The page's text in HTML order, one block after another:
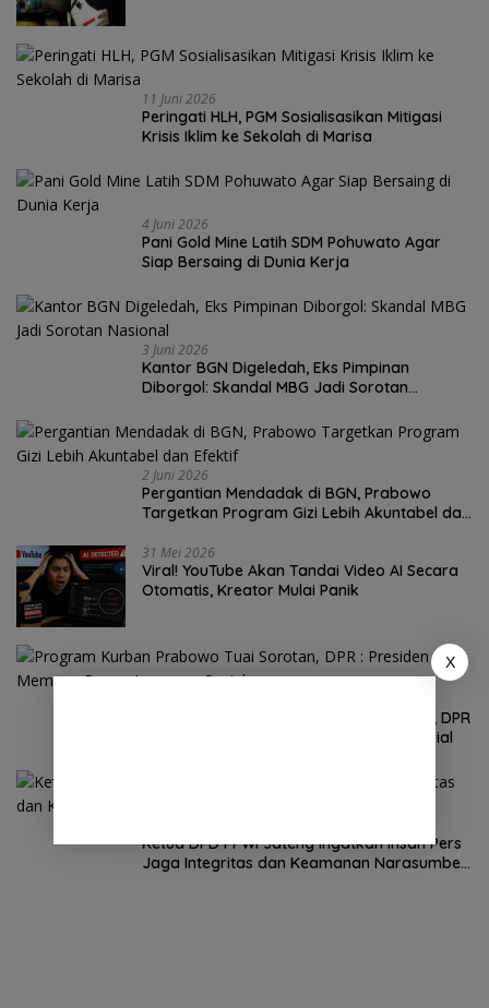
11 Juni 2026
Peringati HLH, PGM Sosialisasikan Mitigasi
Krisis Iklim ke Sekolah di Marisa
4 Juni 2026
Pani Gold Mine Latih SDM Pohuwato Agar
Siap Bersaing di Dunia Kerja
3 Juni 2026
Kantor BGN Digeledah, Eks Pimpinan
Diborgol: Skandal MBG Jadi Sorotan
2 Juni 2026
Pergantian Mendadak di BGN, Prabowo
Targetkan Program Gizi Lebih Akuntabel dan
31 Mei 2026
Viral! YouTube Akan Tandai Video AI Secara
Otomatis, Kreator Mulai Panik
Program Kurban Prabowo Tuai Sorotan, DPR
: Presiden Memang Punya Anggaran Sosial
Ketua DPD PPWI Jateng Ingatkan Insan Pers
Jaga Integritas dan Keamanan Narasumber
X